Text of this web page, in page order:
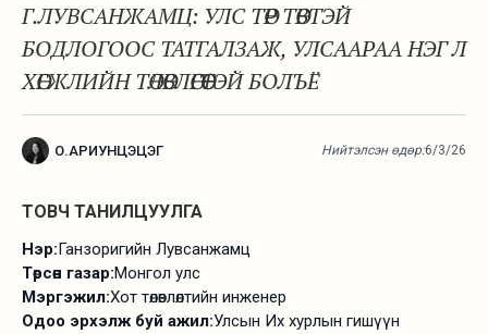
Г.ЛУВСАНЖАМЦ: УЛС ТӨР ТӨВТЭЙ
БОДЛОГООС ТАТГАЛЗАЖ, УЛСААРАА НЭГ Л
ХӨГЖЛИЙН ТӨЛӨВЛӨГӨӨТЭЙ БОЛЪЁ
О.АРИУНЦЭЦЭГ Нийтэлсэн өдөр:6/3/26
ТОВЧ ТАНИЛЦУУЛГА
Нэр:Ганзоригийн Лувсанжамц
Төрсөн газар:Монгол улс
Мэргэжил:Хот төлөвлөлтийн инженер
Одоо эрхэлж буй ажил:Улсын Их хурлын гишүүн